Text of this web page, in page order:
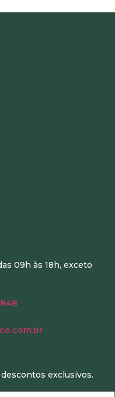
09h às 18h, exceto
exclusivos.